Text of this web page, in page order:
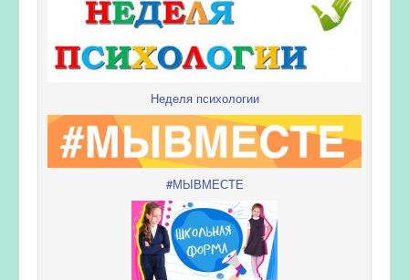
Неделя психологии
#МЫВМЕСТЕ